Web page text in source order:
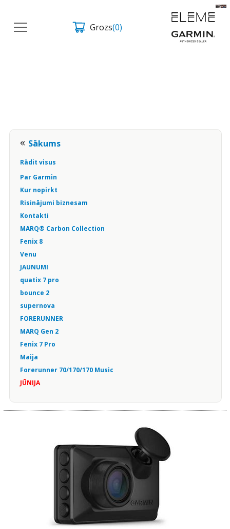
Grozs(0)
Sākums
Rādit visus
Par Garmin
Kur nopirkt
Risinājumi biznesam
Kontakti
MARQ® Carbon Collection
Fenix 8
Venu
JAUNUMI
quatix 7 pro
bounce 2
supernova
FORERUNNER
MARQ Gen 2
Fenix 7 Pro
Maija
Forerunner 70/170/170 Music
JŪNIJA